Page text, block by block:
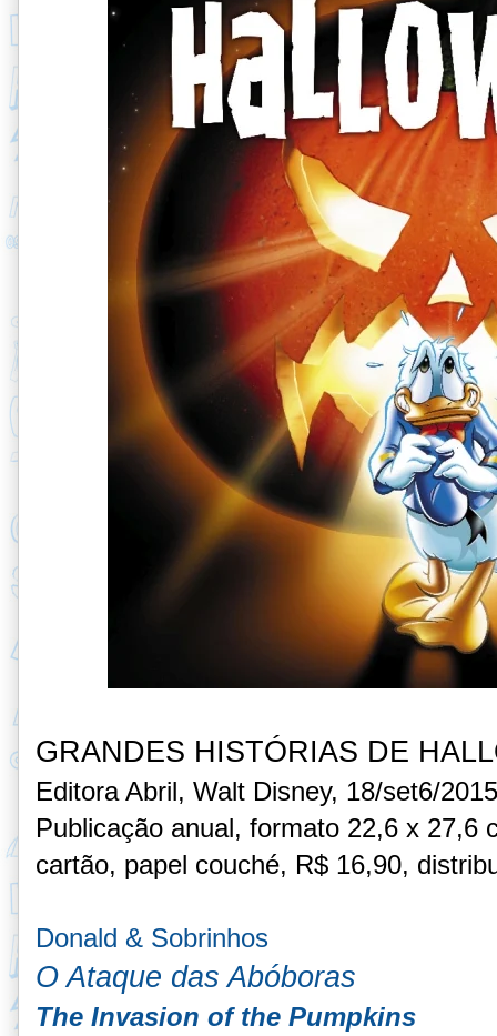
GRANDES HISTÓRIAS DE
Editora Abril, Walt Disney, 18/set6/
Publicação anual, formato 22,6 x 27,6
cartão, papel couché, R$ 16,90,
Donald & Sobrinhos
O Ataque das Abóboras
The Invasion of the Pumpkins